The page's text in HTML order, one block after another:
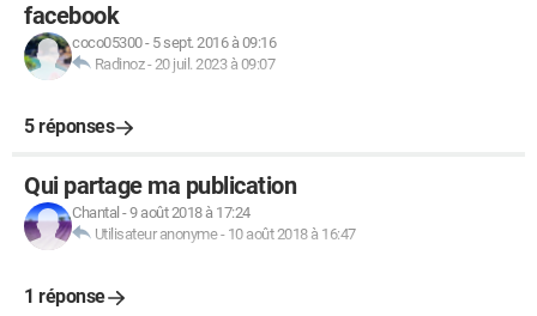
facebook
coco05300- 5 sept. 2016 à 09:16
Radinoz-20 juil. 2023 à 09:07
5 réponses
Qui partage ma publication
Chantal -9 août 2018 à 17:24
Utilisateur anonyme- 10 août 2018 à 16:47
1 réponse